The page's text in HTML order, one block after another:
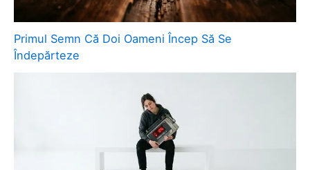
Primul Semn Că Doi Oameni Încep Să Se
Îndepărteze